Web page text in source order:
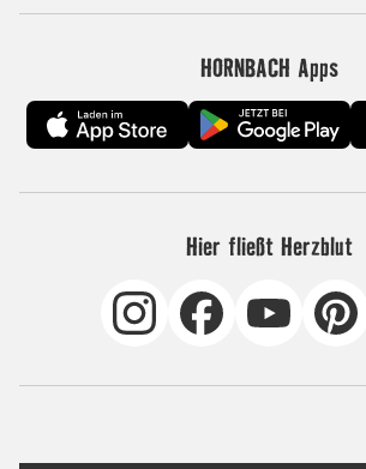
HORNBACH Apps
Hier fließt Herzblut